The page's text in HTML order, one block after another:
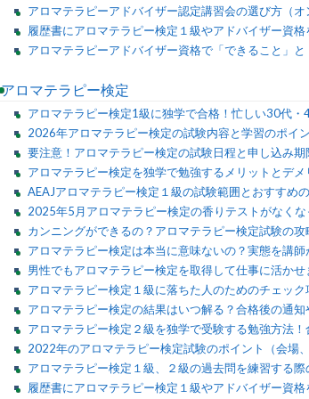
アロマテラピーアドバイザー認定講習会の選び方（オ
履歴書にアロマテラピー検定１級やアドバイザー資格
アロマテラピーアドバイザー資格で「できること」と
アロマテラピー検定
アロマテラピー検定1級に独学で合格！忙しい30代
2026年アロマテラピー検定の試験内容と学習のポイ
要注意！アロマテラピー検定の試験日程と申し込み期
アロマテラピー検定を独学で勉強するメリットとデメ
AEAJアロマテラピー検定１級の試験範囲とおすすめ
2025年5月アロマテラピー検定の香りテストがなく
カンニングができるの？アロマテラピー検定試験の攻
アロマテラピー検定は本当に意味ないの？実態を講師
男性でもアロマテラピー検定を取得して仕事に活かせ
アロマテラピー検定１級に落ちた人のためのチェッ
アロマテラピー検定の結果はいつ解る？合格後の通
アロマテラピー検定２級を独学で受験する勉強方法
2022年のアロマテラピー検定試験のポイント（会場
アロマテラピー検定１級、２級の過去問を練習する際
履歴書にアロマテラピー検定１級やアドバイザー資格